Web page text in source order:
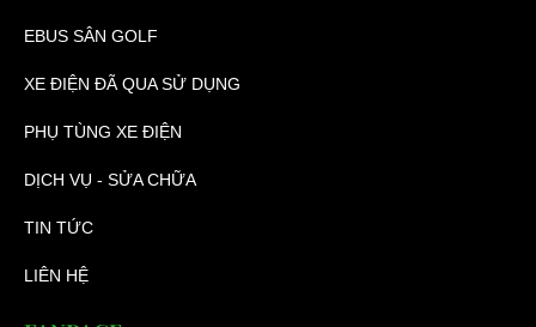
EBUS SÂN GOLF
XE ĐIỆN ĐÃ QUA SỬ DỤNG
PHỤ TÙNG XE ĐIỆN
DỊCH VỤ - SỬA CHỮA
TIN TỨC
LIÊN HỆ